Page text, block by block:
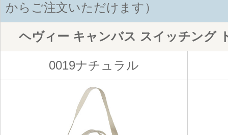
からご注文いただけます）
ヘヴィー キャンバス スイッチング
0019ナチュラル